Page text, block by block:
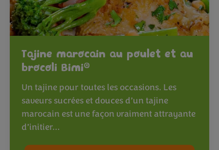
Tajine marocain au poulet et au
brocoli Bimi®
Un tajine pour toutes les occasions. Les
saveurs sucrées et douces d’un tajine
marocain est une façon vraiment attrayante
d’initier…